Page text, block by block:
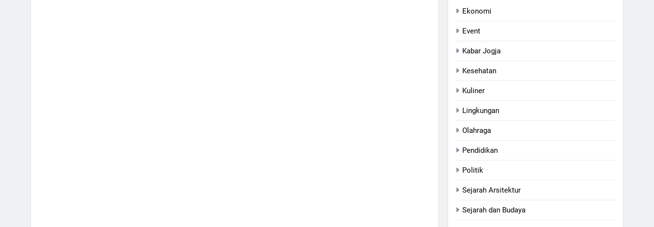
Ekonomi
Event
Kabar Jogja
Kesehatan
Kuliner
Lingkungan
Olahraga
Pendidikan
Politik
Sejarah Arsitektur
Sejarah dan Budaya